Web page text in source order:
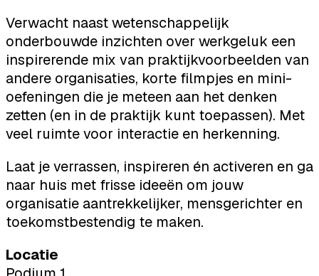
Verwacht naast wetenschappelijk
onderbouwde inzichten over werkgeluk een
inspirerende mix van praktijkvoorbeelden van
andere organisaties, korte filmpjes en mini-
oefeningen die je meteen aan het denken
zetten (en in de praktijk kunt toepassen). Met
veel ruimte voor interactie en herkenning.
Laat je verrassen, inspireren én activeren en ga
naar huis met frisse ideeën om jouw
organisatie aantrekkelijker, mensgerichter en
toekomstbestendig te maken.
Locatie